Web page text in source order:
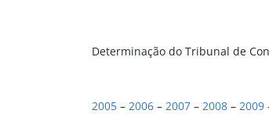
Determinação do Tribunal de
2005 – 2006 – 2007 – 2008 – 2009